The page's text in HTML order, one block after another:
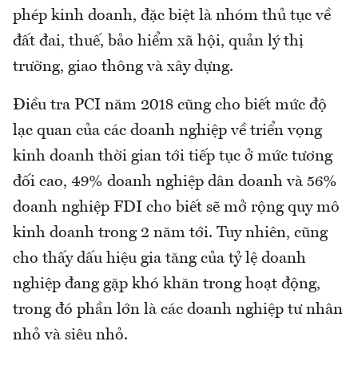
phép kinh doanh, đặc biệt là nhóm thủ tục về
đất đai, thuế, bảo hiểm xã hội, quản lý thị
trường, giao thông và xây dựng.
Điều tra PCI năm 2018 cũng cho biết mức độ
lạc quan của các doanh nghiệp về triển vọng
kinh doanh thời gian tới tiếp tục ở mức tương
đối cao, 49% doanh nghiệp dân doanh và 56%
doanh nghiệp FDI cho biết sẽ mở rộng quy mô
kinh doanh trong 2 năm tới. Tuy nhiên, cũng
cho thấy dấu hiệu gia tăng của tỷ lệ doanh
nghiệp đang gặp khó khăn trong hoạt động,
trong đó phần lớn là các doanh nghiệp tư nhân
nhỏ và siêu nhỏ.